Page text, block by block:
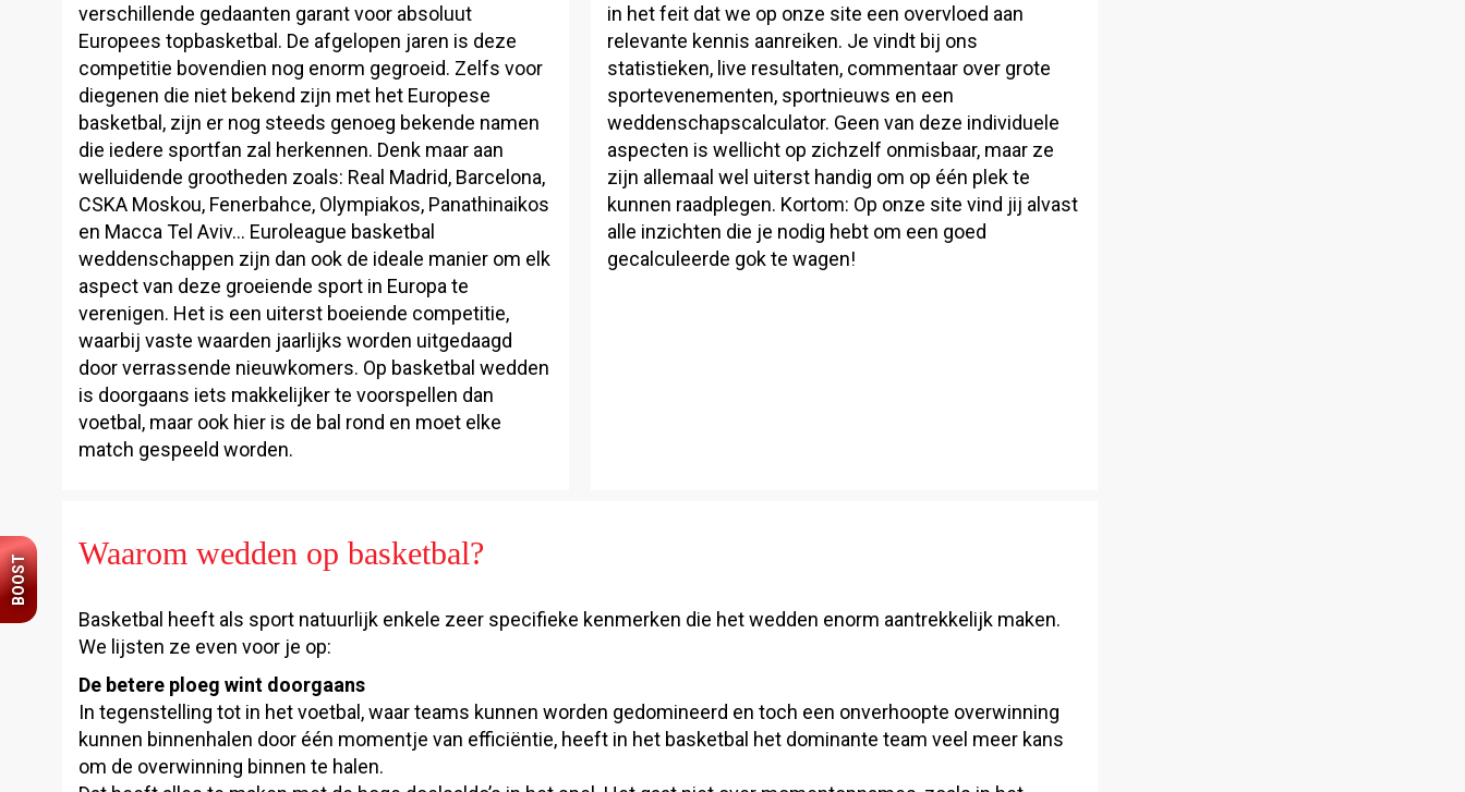
BOOST
verschillende gedaanten garant voor absoluut
Europees topbasketbal. De afgelopen jaren is deze
competitie bovendien nog enorm gegroeid. Zelfs voor
diegenen die niet bekend zijn met het Europese
basketbal, zijn er nog steeds genoeg bekende namen
die iedere sportfan zal herkennen. Denk maar aan
welluidende grootheden zoals: Real Madrid, Barcelona,
CSKA Moskou, Fenerbahce, Olympiakos, Panathinaikos
en Macca Tel Aviv… Euroleague basketbal
weddenschappen zijn dan ook de ideale manier om elk
aspect van deze groeiende sport in Europa te
verenigen. Het is een uiterst boeiende competitie,
waarbij vaste waarden jaarlijks worden uitgedaagd
door verrassende nieuwkomers. Op basketbal wedden
is doorgaans iets makkelijker te voorspellen dan
voetbal, maar ook hier is de bal rond en moet elke
match gespeeld worden.
in het feit dat we op onze site een overvloed aan
relevante kennis aanreiken. Je vindt bij ons
statistieken, live resultaten, commentaar over grote
sportevenementen, sportnieuws en een
weddenschapscalculator. Geen van deze individuele
aspecten is wellicht op zichzelf onmisbaar, maar ze
zijn allemaal wel uiterst handig om op één plek te
kunnen raadplegen. Kortom: Op onze site vind jij alvast
alle inzichten die je nodig hebt om een goed
gecalculeerde gok te wagen!
Waarom wedden op basketbal?
Basketbal heeft als sport natuurlijk enkele zeer specifieke kenmerken die het wedden enorm aantrekkelijk maken.
We lijsten ze even voor je op:
De betere ploeg wint doorgaans
In tegenstelling tot in het voetbal, waar teams kunnen worden gedomineerd en toch een onverhoopte overwinning
kunnen binnenhalen door één momentje van efficiëntie, heeft in het basketbal het dominante team veel meer kans
om de overwinning binnen te halen.